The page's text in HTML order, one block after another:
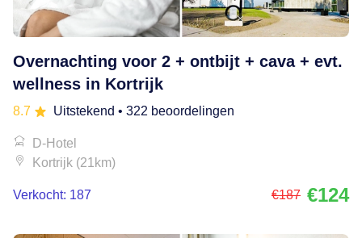
Overnachting voor 2 + ontbijt + cava + evt.
wellness in Kortrijk
8.7 Uitstekend • 322 beoordelingen
D-Hotel
Kortrijk (21km)
Verkocht: 187 €187 €124